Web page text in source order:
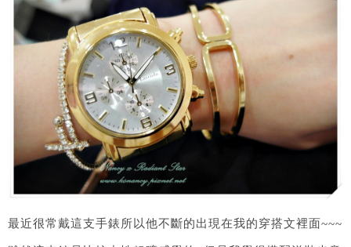
最近很常戴這支手錶所以他不斷的出現在我的穿搭文裡面~~~